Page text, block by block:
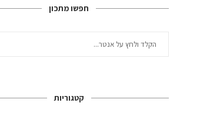
חפשו מתכון
קטגוריות